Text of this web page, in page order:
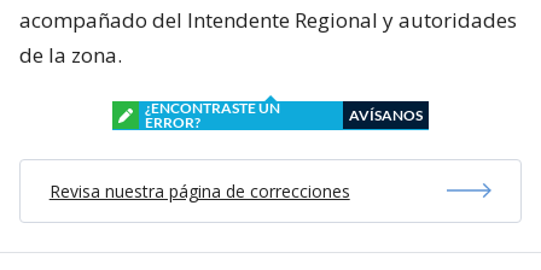
acompañado del Intendente Regional y autoridades
de la zona.
¿ENCONTRASTE UN
ERROR?
AVÍSANOS
Revisa nuestra página de correcciones